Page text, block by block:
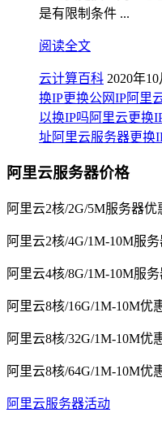
是有限制条件 ...
阅读全文
云计算百科 2020年10
换IP更换公网IP阿里
以换IP吗 阿里云更换
址阿里云服务器更换
阿里云服务器价格
阿里云2核/2G/5M服务器优
阿里云2核/4G/1M-10M服
阿里云4核/8G/1M-10M服
阿里云8核/16G/1M-10M优
阿里云8核/32G/1M-10M优
阿里云8核/64G/1M-10M优
阿里云服务器活动